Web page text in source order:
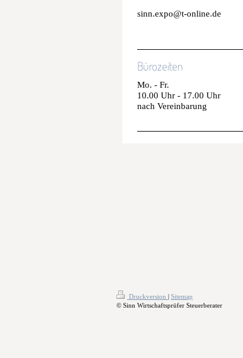
sinn.expo@t-online.de
Bürozeiten
Mo. - Fr.
10.00 Uhr - 17.00 Uhr
nach Vereinbarung
Druckversion | Sitemap
© Sinn Wirtschaftsprüfer Steuerberater